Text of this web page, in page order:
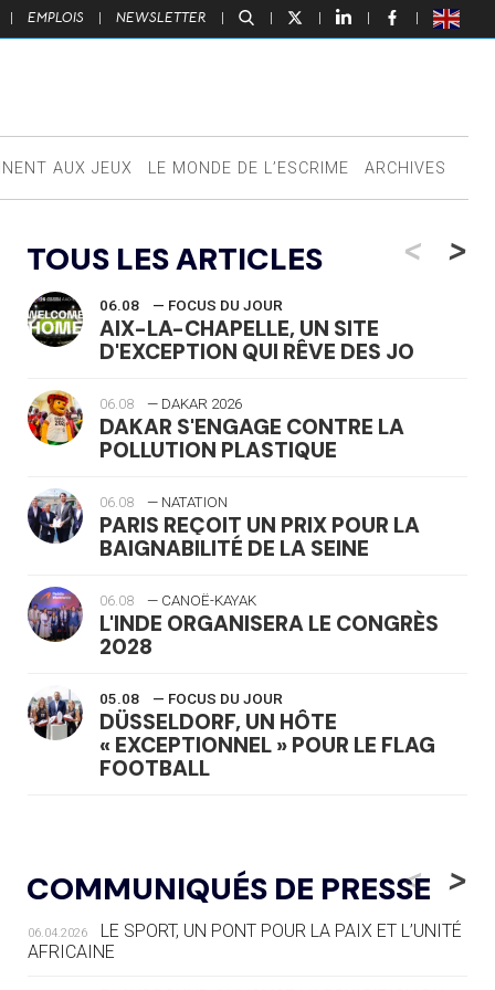
| EMPLOIS | NEWSLETTER | | | | |
AUX JEUX LE MONDE DE L’ESCRIME ARCHIVES
TOUS LES ARTICLES <
06.08 — FOCUS DU JOUR
AIX-LA-CHAPELLE, UN SITE
D'EXCEPTION QUI RÊVE DES JO
06.08 — DAKAR 2026
DAKAR S'ENGAGE CONTRE LA
POLLUTION PLASTIQUE
06.08 — NATATION
PARIS REÇOIT UN PRIX POUR LA
BAIGNABILITÉ DE LA SEINE
06.08 — CANOË-KAYAK
L'INDE ORGANISERA LE CONGRÈS
2028
05.08 — FOCUS DU JOUR
DÜSSELDORF, UN HÔTE
« EXCEPTIONNEL » POUR LE FLAG
FOOTBALL
LE RÊVE DE VOIR LA LUGE ALPINE
AUX JO « N'EST PAS FINI »
05.08 — TIR À L'ARC
DES MONDIAUX À BRISBANE SUR LA
>
COMMUNIQUÉS DE PRESSE
<
06.04.2026
LE SPORT, UN PONT POUR LA PAIX ET L’UNITÉ
AFRICAINE
>